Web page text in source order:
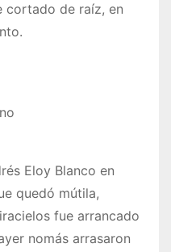
cortado de raíz, en
Eloy Blanco en
quedó mútila,
fue arrancado
nomás arrasaron